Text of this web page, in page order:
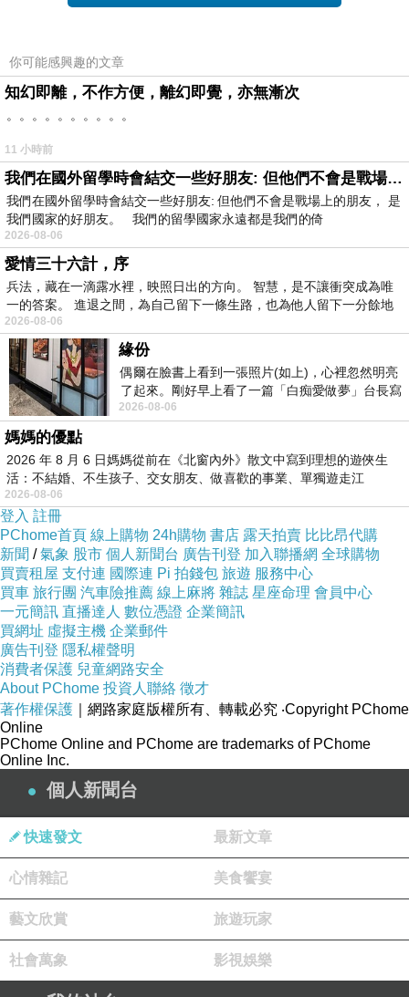
↓↓↓限量特優價格按鈕↓↓↓
小型家庭旅館
你可能感興趣的文章
知幻即離，不作方便，離幻即覺，亦無漸次
。。。。。。。。。。
11 小時前
我們在國外留學時會結交一些好朋友: 但他們不會是戰場上的朋友
我們在國外留學時會結交一些好朋友: 但他們不會是戰場上的朋友， 是
我們國家的好朋友。 我們的留學國家永遠都是我們的倚
2026-08-06
愛情三十六計，序
兵法，藏在一滴露水裡，映照日出的方向。 智慧，是不讓衝突成為唯
一的答案。 進退之間，為自己留下一條生路，也為他人留下一分餘地
2026-08-06
緣份
偶爾在臉書上看到一張照片(如上)，心裡忽然明亮
了起來。剛好早上看了一篇「白痴愛做夢」台長寫
的貼文，在回顧年輕時瘋狂愛上
2026-08-06
媽媽的優點
2026 年 8 月 6 日媽媽從前在《北窗內外》散文中寫到理想的遊俠生
活：不結婚、不生孩子、交女朋友、做喜歡的事業、單獨遊走江
湖⋯⋯，
2026-08-06
登入 註冊
PChome首頁 線上購物 24h購物 書店 露天拍賣 比比昂代購
新聞 /氣象 股市 個人新聞台 廣告刊登 加入聯播網 全球購物
買賣租屋 支付連 國際連 Pi 拍錢包 旅遊 服務中心
買車 旅行團 汽車險推薦 線上麻將 雜誌 星座命理 會員中心
一元簡訊 直播達人 數位憑證 企業簡訊
買網址 虛擬主機 企業郵件
廣告刊登 隱私權聲明
消費者保護 兒童網路安全
About PChome 投資人聯絡 徵才
著作權保護 ｜網路家庭版權所有、轉載必究 ‧Copyright PChome
Online
PChome Online and PChome are trademarks of PChome
Online Inc.
個人新聞台
快速發文 最新文章
心情雜記 美食饗宴
藝文欣賞 旅遊玩家
社會萬象 影視娛樂